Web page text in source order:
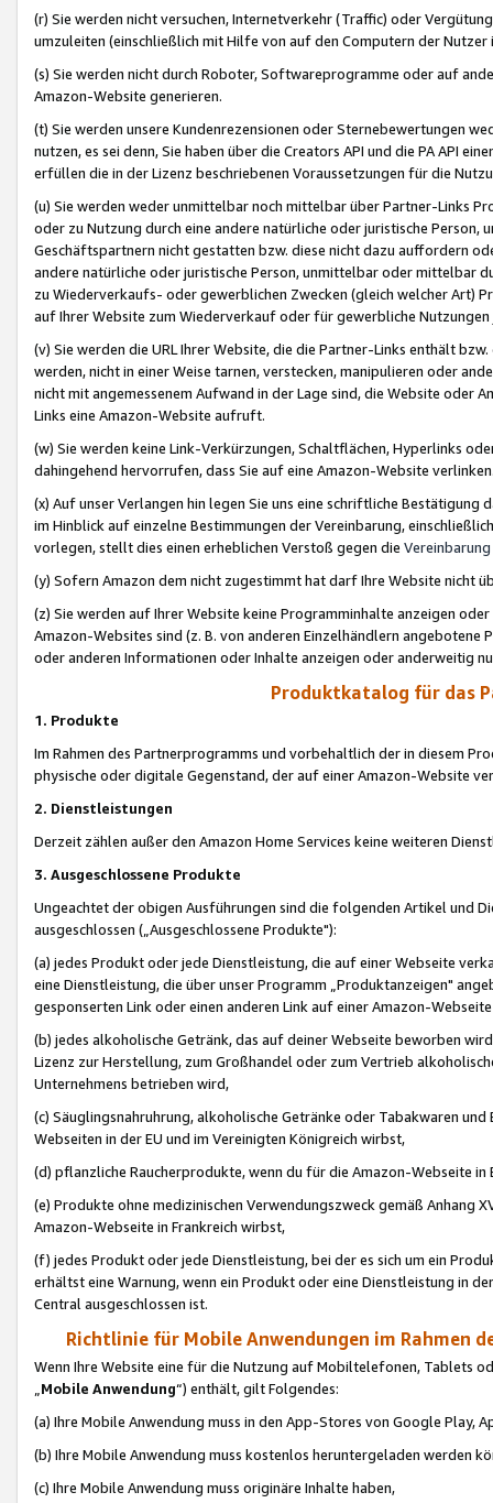
(r) Sie werden nicht versuchen, Internetverkehr (Traffic) oder
umzuleiten (einschließlich mit Hilfe von auf den Computern der
(s) Sie werden nicht durch Roboter, Softwareprogramme oder auf
Amazon-Website generieren.
(t) Sie werden unsere Kundenrezensionen oder Sternebewertungen
nutzen, es sei denn, Sie haben über die Creators API und die PA API
erfüllen die in der Lizenz beschriebenen Voraussetzungen für die
(u) Sie werden weder unmittelbar noch mittelbar über Partner-Links
oder zu Nutzung durch eine andere natürliche oder juristische
Geschäftspartnern nicht gestatten bzw. diese nicht dazu auffordern
andere natürliche oder juristische Person, unmittelbar oder mittelbar
zu Wiederverkaufs- oder gewerblichen Zwecken (gleich welcher Art)
auf Ihrer Website zum Wiederverkauf oder für gewerbliche
(v) Sie werden die URL Ihrer Website, die die Partner-Links enthält
werden, nicht in einer Weise tarnen, verstecken, manipulieren oder
nicht mit angemessenem Aufwand in der Lage sind, die Website oder
Links eine Amazon-Website aufruft.
(w) Sie werden keine Link-Verkürzungen, Schaltflächen, Hyperlinks
dahingehend hervorrufen, dass Sie auf eine Amazon-Website
(x) Auf unser Verlangen hin legen Sie uns eine schriftliche
im Hinblick auf einzelne Bestimmungen der Vereinbarung,
vorlegen, stellt dies einen erheblichen Verstoß gegen die Vereinbarung
(y) Sofern Amazon dem nicht zugestimmt hat darf Ihre Website nicht
(z) Sie werden auf Ihrer Website keine Programminhalte anzeigen
Amazon-Websites sind (z. B. von anderen Einzelhändlern
oder anderen Informationen oder Inhalte anzeigen oder anderweitig
Produktkatalog für das
1. Produkte
Im Rahmen des Partnerprogramms und vorbehaltlich der in diesem
physische oder digitale Gegenstand, der auf einer Amazon-Website
2. Dienstleistungen
Derzeit zählen außer den Amazon Home Services keine weiteren
3. Ausgeschlossene Produkte
Ungeachtet der obigen Ausführungen sind die folgenden Artikel und
ausgeschlossen („Ausgeschlossene Produkte"):
(a) jedes Produkt oder jede Dienstleistung, die auf einer Webseite
eine Dienstleistung, die über unser Programm „Produktanzeigen"
gesponserten Link oder einen anderen Link auf einer Amazon-
(b) jedes alkoholische Getränk, das auf deiner Webseite beworben
Lizenz zur Herstellung, zum Großhandel oder zum Vertrieb
Unternehmens betrieben wird,
(c) Säuglingsnahruhrung, alkoholische Getränke oder Tabakwaren
Webseiten in der EU und im Vereinigten Königreich wirbst,
(d) pflanzliche Raucherprodukte, wenn du für die Amazon-Webseite in
(e) Produkte ohne medizinischen Verwendungszweck gemäß Anhang
Amazon-Webseite in Frankreich wirbst,
(f) jedes Produkt oder jede Dienstleistung, bei der es sich um ein
erhältst eine Warnung, wenn ein Produkt oder eine Dienstleistung in
Central ausgeschlossen ist.
Richtlinie für Mobile Anwendungen im Rahmen
Wenn Ihre Website eine für die Nutzung auf Mobiltelefonen, Tablets
„Mobile Anwendung“) enthält, gilt Folgendes:
(a) Ihre Mobile Anwendung muss in den App-Stores von Google Play,
(b) Ihre Mobile Anwendung muss kostenlos heruntergeladen werden
(c) Ihre Mobile Anwendung muss originäre Inhalte haben,